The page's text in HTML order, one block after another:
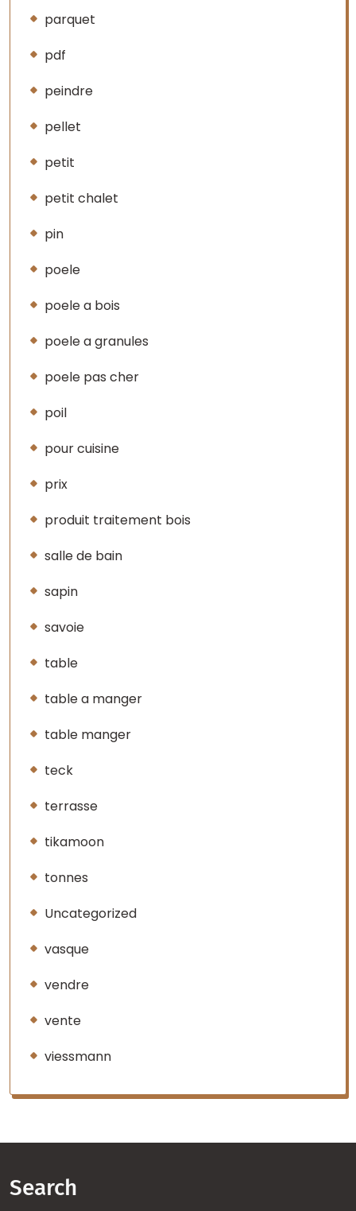
parquet
pdf
peindre
pellet
petit
petit chalet
pin
poele
poele a bois
poele a granules
poele pas cher
poil
pour cuisine
prix
produit traitement bois
salle de bain
sapin
savoie
table
table a manger
table manger
teck
terrasse
tikamoon
tonnes
Uncategorized
vasque
vendre
vente
viessmann
Search